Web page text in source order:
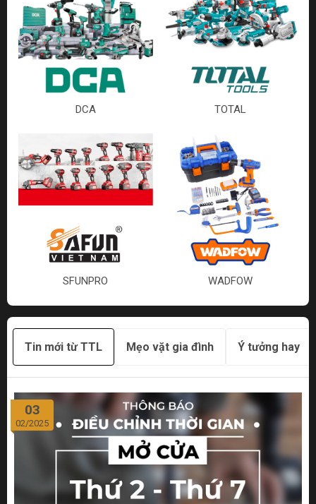
DCA TOTAL
SFUNPRO WADFOW
Tin mới từ TTL Mẹo vặt gia đình Ý tưởng hay
03
02/2025